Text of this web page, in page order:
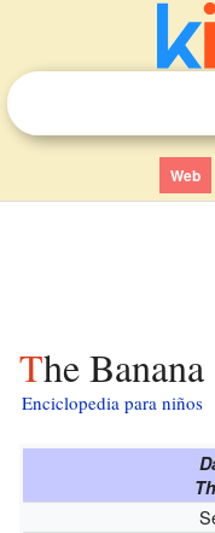
Web
The
Enciclopedia para niños